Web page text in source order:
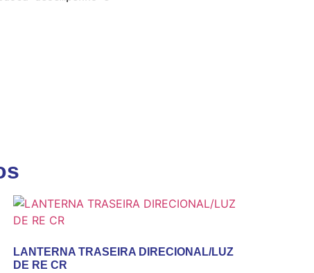
LANTERNA TRASEIRA DIRECIONAL/LUZ
DE RE CR